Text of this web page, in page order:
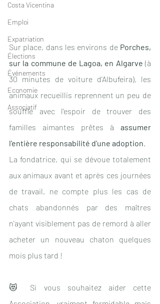
Costa Vicentina
Emploi
Expatriation
Élections
Événements
Economie
Associatif
Sur place, dans les environs de Porches,
sur la commune de Lagoa, en Algarve (à
30 minutes de voiture d'Albufeira), les
animaux recueillis reprennent un peu de
souffle avec l'espoir de trouver des
familles aimantes prêtes à assumer
l'entière responsabilité d'une adoption
La fondatrice, qui se dévoue totalement
aux animaux avant et après ces journées
de travail, ne compte plus les cas de
chats abandonnés par des maîtres
n'ayant visiblement pas de remord à aller
acheter un nouveau chaton quelques
mois plus tard !
😻 Si vous souhaitez aider cette